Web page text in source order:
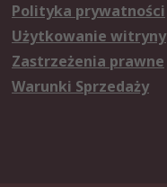
Polityka prywatności
Użytkowanie witryny
Zastrzeżenia prawne
Warunki Sprzedaży